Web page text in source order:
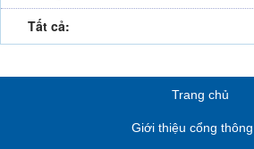
Tất cả:
Trang chủ
Giới thiệu cổng